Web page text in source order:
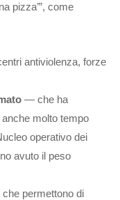
pizza’”, come
antiviolenza, forze
— che ha
molto tempo
operativo dei
avuto il peso
permettono di